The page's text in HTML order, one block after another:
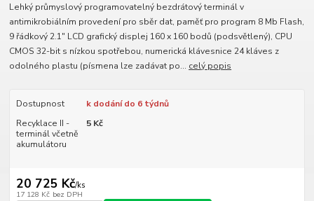
Lehký průmyslový programovatelný bezdrátový terminál v
antimikrobiálním provedení pro sběr dat, paměť pro program 8 Mb Flash,
9 řádkový 2.1" LCD grafický displej 160 x 160 bodů (podsvětlený), CPU
CMOS 32-bit s nízkou spotřebou, numerická klávesnice 24 kláves z
odolného plastu (písmena lze zadávat po... celý popis
Dostupnost
k dodání do 6 týdnů
Recyklace II -
terminál včetně
akumulátoru
5 Kč
20 725 Kč/ks
17 128 Kč bez DPH